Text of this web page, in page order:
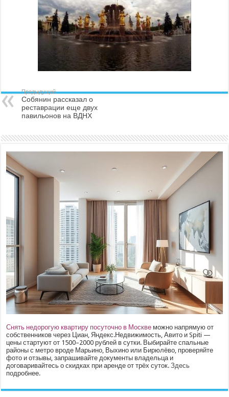
Предыдущий
Собянин рассказал о
реставрации еще двух
павильонов на ВДНХ
Снять недорогую квартиру посуточно в Москве можно напрямую от
собственников через Циан, Яндекс.Недвижимость, Авито и Spiti —
цены стартуют от 1500–2000 рублей в сутки. Выбирайте спальные
районы с метро вроде Марьино, Выхино или Бирюлёво, проверяйте
фото и отзывы, запрашивайте документы владельца и
договаривайтесь о скидках при аренде от трёх суток.Здесь
подробнее.